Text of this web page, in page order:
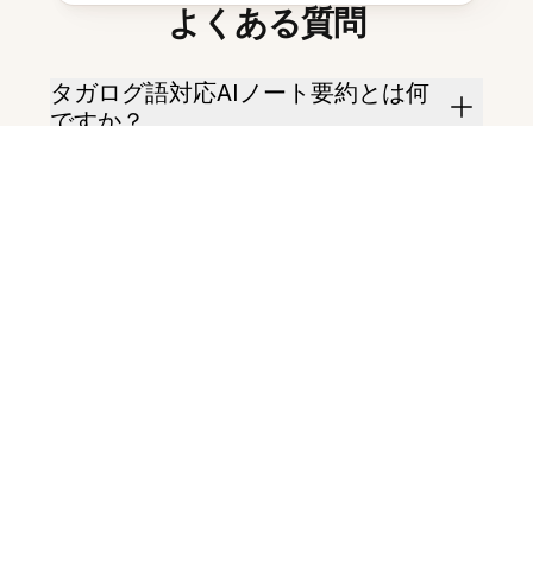
よくある質問
タガログ語対応AIノート要約とは何
ですか？